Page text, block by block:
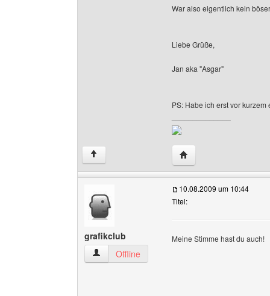
War also eigentlich kein
Liebe Grüße,
Jan aka "Asgar"
PS: Habe ich erst vor
↑ Website dieses
grafikclub
grafikclub Benutzer-Profile anzeigen
Offline
10.08.2009 um 10:44
Titel:
Meine Stimme hast du auch!